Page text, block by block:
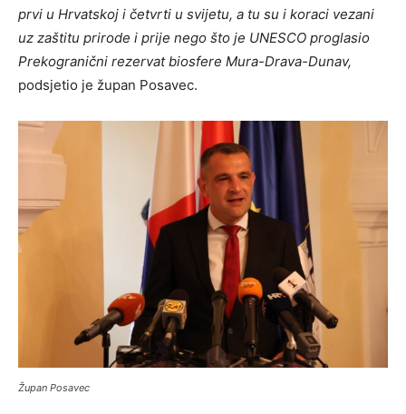
prvi u Hrvatskoj i četvrti u svijetu, a tu su i koraci vezani
uz zaštitu prirode i prije nego što je UNESCO proglasio
Prekogranični rezervat biosfere Mura-Drava-Dunav,
podsjetio je župan Posavec.
Župan Posavec